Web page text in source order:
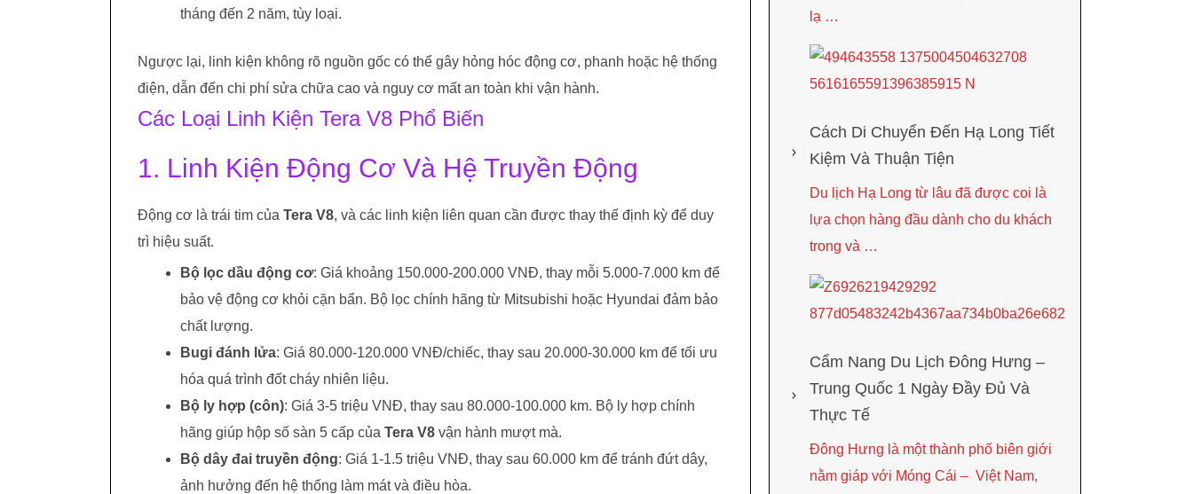
tháng đến 2 năm, tùy loại.
Ngược lại, linh kiện không rõ nguồn gốc có thể gây hỏng hóc động cơ, phanh hoặc hệ thống
điện, dẫn đến chi phí sửa chữa cao và nguy cơ mất an toàn khi vận hành.
Các Loại Linh Kiện Tera V8 Phổ Biến
1. Linh Kiện Động Cơ Và Hệ Truyền Động
Động cơ là trái tim của Tera V8, và các linh kiện liên quan cần được thay thế định kỳ để duy
trì hiệu suất.
Bộ lọc dầu động cơ: Giá khoảng 150.000-200.000 VNĐ, thay mỗi 5.000-7.000 km để
bảo vệ động cơ khỏi cặn bẩn. Bộ lọc chính hãng từ Mitsubishi hoặc Hyundai đảm bảo
chất lượng.
Bugi đánh lửa: Giá 80.000-120.000 VNĐ/chiếc, thay sau 20.000-30.000 km để tối ưu
hóa quá trình đốt cháy nhiên liệu.
Bộ ly hợp (côn): Giá 3-5 triệu VNĐ, thay sau 80.000-100.000 km. Bộ ly hợp chính
hãng giúp hộp số sàn 5 cấp của Tera V8 vận hành mượt mà.
Bộ dây đai truyền động: Giá 1-1.5 triệu VNĐ, thay sau 60.000 km để tránh đứt dây,
ảnh hưởng đến hệ thống làm mát và điều hòa.
lạ …
Cách Di Chuyển Đến Hạ Long Tiết
Kiệm Và Thuận Tiện
Du lịch Hạ Long từ lâu đã được coi là
lựa chọn hàng đầu dành cho du khách
trong và …
Cẩm Nang Du Lịch Đông Hưng –
Trung Quốc 1 Ngày Đầy Đủ Và
Thực Tế
Đông Hưng là một thành phố biên giới
nằm giáp với Móng Cái – Việt Nam,